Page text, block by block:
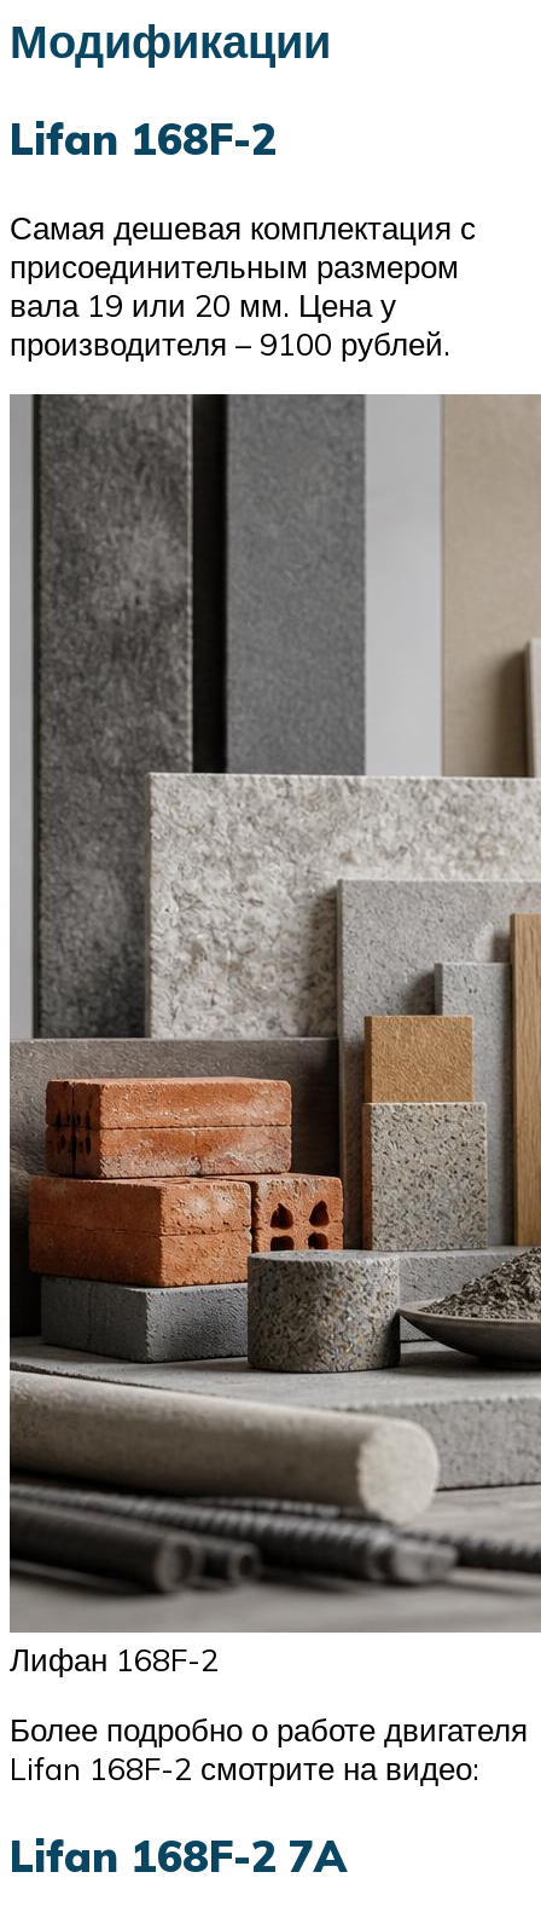
Модификации
Lifan 168F-2
Самая дешевая комплектация с
присоединительным размером
вала 19 или 20 мм. Цена у
производителя – 9100 рублей.
Лифан 168F-2
Более подробно о работе двигателя
Lifan 168F-2 смотрите на видео:
Lifan 168F-2 7A